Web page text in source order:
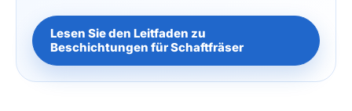
Lesen Sie den Leitfaden zu
Beschichtungen für Schaftfräser